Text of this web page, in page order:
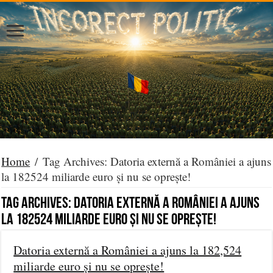
Home / Tag Archives: Datoria externă a României a ajuns
la 182524 miliarde euro și nu se oprește!
Tag Archives: Datoria externă a României a ajuns
la 182524 miliarde euro și nu se oprește!
Datoria externă a României a ajuns la 182,524
miliarde euro și nu se oprește!